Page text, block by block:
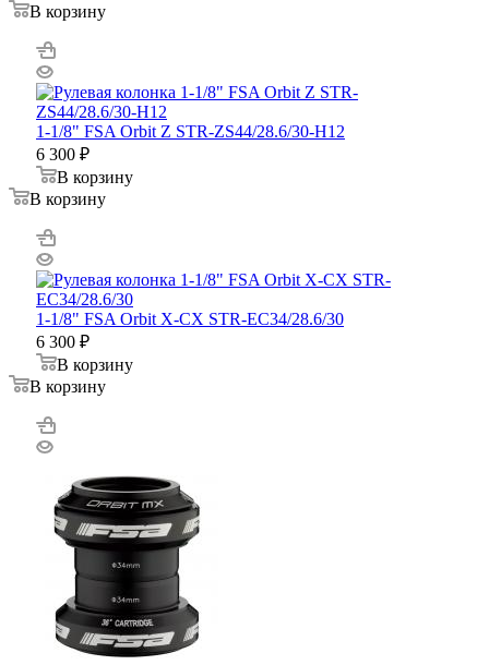
В корзину
1-1/8" FSA Orbit Z STR-ZS44/28.6/30-H12
6 300 ₽
В корзину
В корзину
1-1/8" FSA Orbit X-CX STR-EC34/28.6/30
6 300 ₽
В корзину
В корзину